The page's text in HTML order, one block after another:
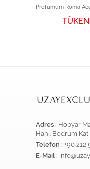
Adres : Hobyar
Hanı. Bodrum
Telefon : +90 212
E-Mail :